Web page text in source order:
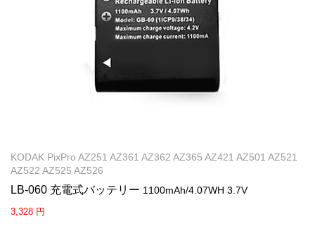
KODAK PixPro AZ251 AZ361 AZ362 AZ365 AZ421 AZ501 AZ521
AZ522 AZ525 AZ526
LB-060 充電式バッテリー 1100mAh/4.07WH 3.7V
3,328 円